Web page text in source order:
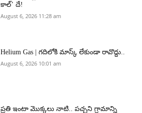
కాల్’ దే!
August 6, 2026 11:28 am
Helium Gas | గదిలోకి మాస్క్ లేకుండా రావొద్దు..
August 6, 2026 10:01 am
ప్రతి ఇంటా మొక్కలు నాటి.. పచ్చని గ్రామాన్ని